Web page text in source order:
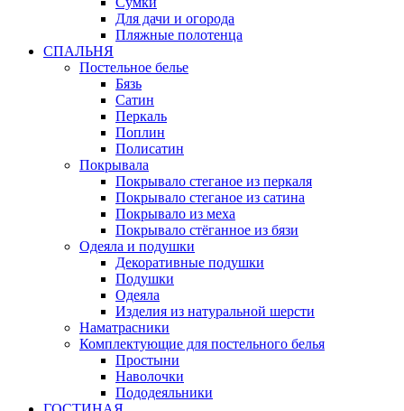
Для дачи и огорода
Пляжные полотенца
СПАЛЬНЯ
Постельное белье
Бязь
Сатин
Перкаль
Поплин
Полисатин
Покрывала
Покрывало стеганое из перкаля
Покрывало стеганое из сатина
Покрывало из меха
Покрывало стёганное из бязи
Одеяла и подушки
Декоративные подушки
Подушки
Одеяла
Изделия из натуральной шерсти
Наматраcники
Комплектующие для постельного белья
Простыни
Наволочки
Пододеяльники